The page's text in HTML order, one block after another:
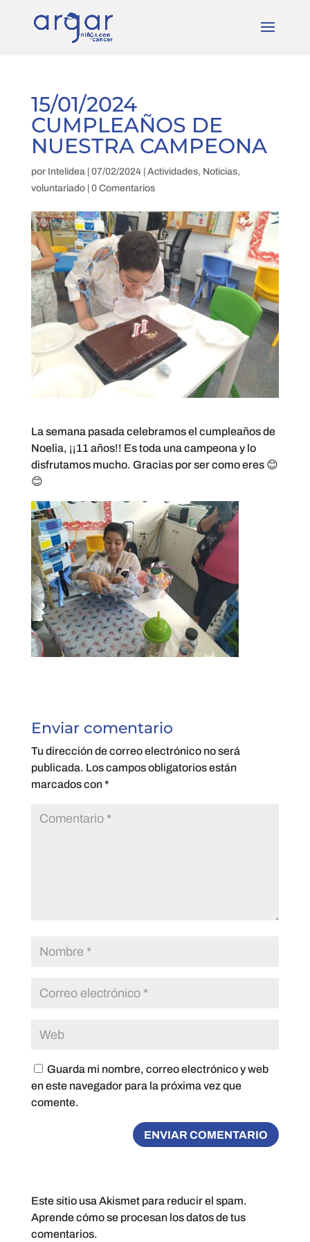
15/01/2024
CUMPLEAÑOS DE
NUESTRA CAMPEONA
por Intelidea| 07/02/2024| Actividades, Noticias,
voluntariado| 0 Comentarios
La semana pasada celebramos el cumpleaños de
Noelia, ¡¡11 años!! Es toda una campeona y lo
disfrutamos mucho. Gracias por ser como eres 😊
😊
Enviar comentario
Tu dirección de correo electrónico no será
publicada. Los campos obligatorios están
marcados con*
Guarda mi nombre, correo electrónico y web
en este navegador para la próxima vez que
comente.
Este sitio usa Akismet para reducir el spam.
Aprende cómo se procesan los datos de tus
comentarios.